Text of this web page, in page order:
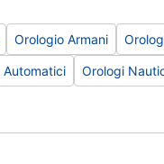
Orologio Armani
Automatici Orologi